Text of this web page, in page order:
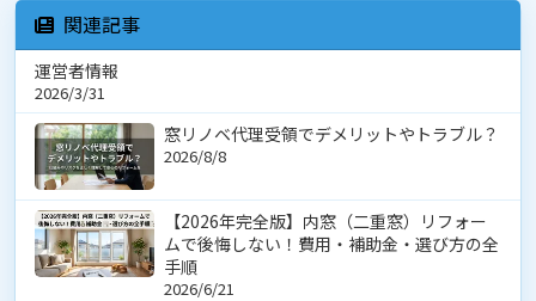
関連記事
運営者情報
2026/3/31
窓リノベ代理受領でデメリットやトラブル？
2026/8/8
【2026年完全版】内窓（二重窓）リフォー
ムで後悔しない！費用・補助金・選び方の全
手順
2026/6/21